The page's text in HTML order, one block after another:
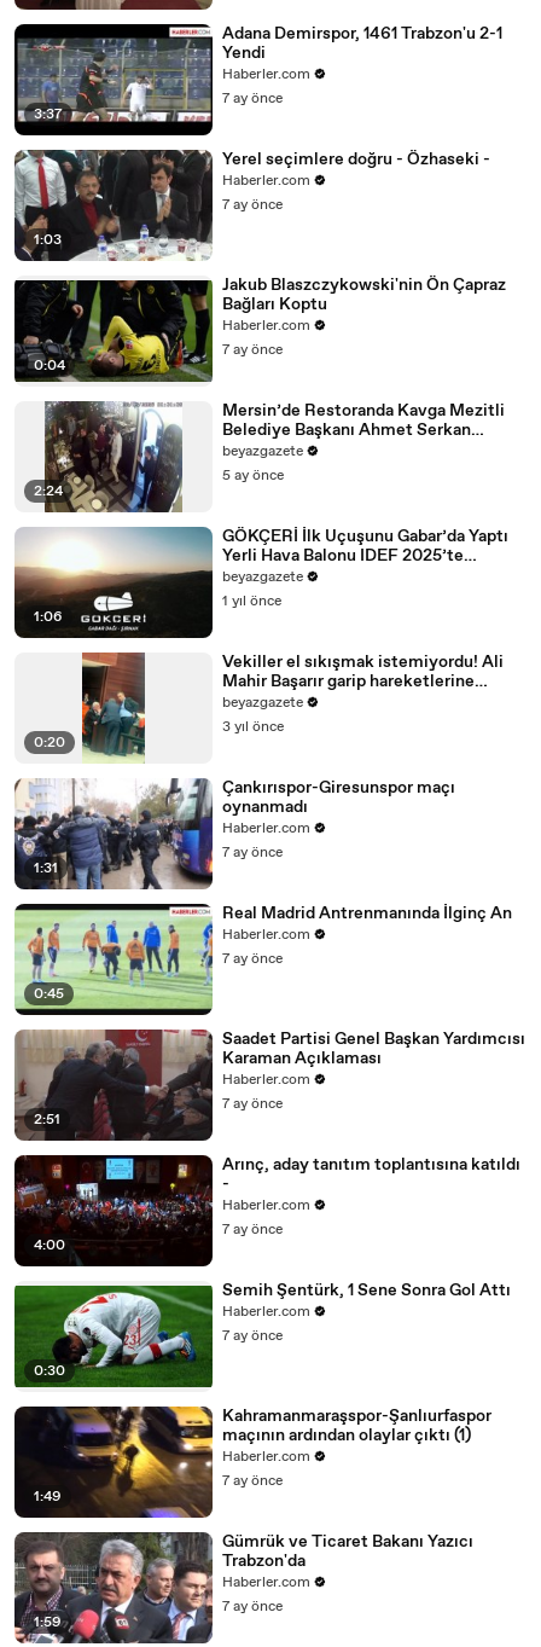
3:37
Adana Demirspor, 1461 Trabzon'u 2-1
Yendi
Haberler.com
7 ay önce
1:03
Yerel seçimlere doğru - Özhaseki -
Haberler.com
7 ay önce
0:04
Jakub Blaszczykowski'nin Ön Çapraz
Bağları Koptu
Haberler.com
7 ay önce
2:24
Mersin’de Restoranda Kavga Mezitli
Belediye Başkanı Ahmet Serkan
Tuncer saldırdı sonrasında dayak yedi
beyazgazete
5 ay önce
1:06
GÖKÇERİ İlk Uçuşunu Gabar’da Yaptı
Yerli Hava Balonu IDEF 2025’te
Sahneye Çıkıyor
beyazgazete
1 yıl önce
0:20
Vekiller el sıkışmak istemiyordu! Ali
Mahir Başarır garip hareketlerine
devam ediyor
beyazgazete
3 yıl önce
1:31
Çankırıspor-Giresunspor maçı
oynanmadı
Haberler.com
7 ay önce
0:45
Real Madrid Antrenmanında İlginç An
Haberler.com
7 ay önce
2:51
Saadet Partisi Genel Başkan Yardımcısı
Karaman Açıklaması
Haberler.com
7 ay önce
4:00
Arınç, aday tanıtım toplantısına katıldı
-
Haberler.com
7 ay önce
0:30
Semih Şentürk, 1 Sene Sonra Gol Attı
Haberler.com
7 ay önce
1:49
Kahramanmaraşspor-Şanlıurfaspor
maçının ardından olaylar çıktı (1)
Haberler.com
7 ay önce
1:59
Gümrük ve Ticaret Bakanı Yazıcı
Trabzon'da
Haberler.com
7 ay önce